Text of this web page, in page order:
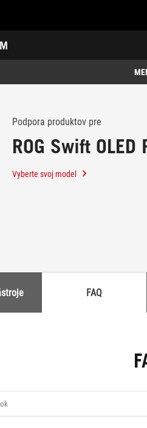
Podpora produktov pre
ROG Swift OLED
Vyberte svoj model
FAQ